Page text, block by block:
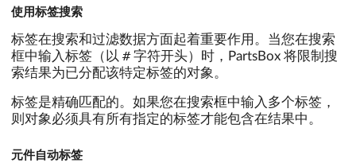
使用标签搜索
标签在搜索和过滤数据方面起着重要作用。当您在搜索
框中输入标签（以 #字符开头）时，PartsBox 将限制搜
索结果为已分配该特定标签的对象。
标签是精确匹配的。如果您在搜索框中输入多个标签，
则对象必须具有所有指定的标签才能包含在结果中。
元件自动标签